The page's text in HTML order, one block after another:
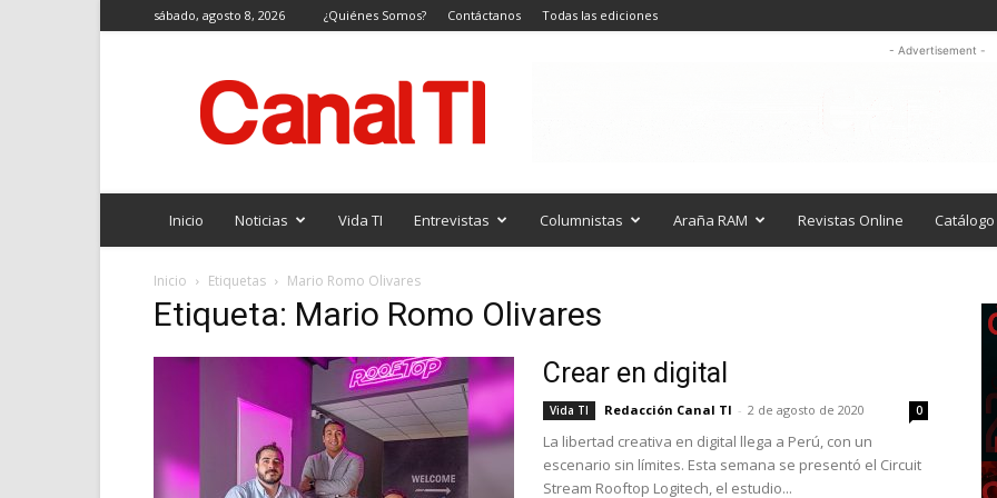
sábado, agosto 8, 2026 ¿Quiénes Somos? Contáctanos Todas las ediciones
TI
- Advertisement -
Inicio Noticias Vida TI Entrevistas Columnistas Araña RAM Revistas Online Catálogo
Inicio Etiquetas Mario Romo Olivares
Etiqueta: Mario Romo Olivares
Crear en digital
Vida TI Redacción Canal TI - 2 de agosto de 2020 0
La libertad creativa en digital llega a Perú, con un
escenario sin límites. Esta semana se presentó el Circuit
Stream Rooftop Logitech, el estudio...